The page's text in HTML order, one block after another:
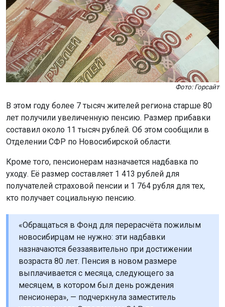
Фото: Горсайт
В этом году более 7 тысяч жителей региона старше 80
лет получили увеличенную пенсию. Размер прибавки
составил около 11 тысяч рублей. Об этом сообщили в
Отделении СФР по Новосибирской области.
Кроме того, пенсионерам назначается надбавка по
уходу. Её размер составляет 1 413 рублей для
получателей страховой пенсии и 1 764 рубля для тех,
кто получает социальную пенсию.
«Обращаться в Фонд для перерасчёта пожилым
новосибирцам не нужно: эти надбавки
назначаются беззаявительно при достижении
возраста 80 лет. Пенсия в новом размере
выплачивается с месяца, следующего за
месяцем, в котором был день рождения
пенсионера», — подчеркнула заместитель